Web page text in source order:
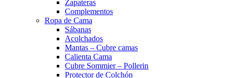
Zapateras
Complementos
Ropa de Cama
Sábanas
Acolchados
Mantas – Cubre camas
Calienta Cama
Cubre Sommier – Pollerin
Protector de Colchón